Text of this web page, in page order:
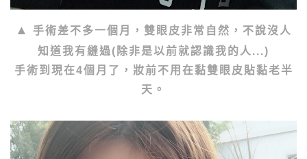
手術差不多一個月，雙眼皮非常自然，不說沒人
知道我有縫過(除非是以前就認識我的人...)
手術到現在4個月了，妝前不用在黏雙眼皮貼黏老半
天。